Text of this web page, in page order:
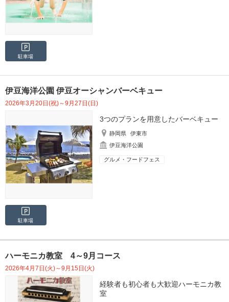
駐車場
伊豆海洋公園 伊豆オーシャンバーベキュー
2026年3月20日(祝)～9月27日(日)
3つのプランを用意したバーベキュー
静岡県
伊東市
伊豆海洋公園
グルメ・フードフェス
駐車場
ハーモニカ教室 4～9月コース
2026年4月7日(火)～9月15日(火)
経験者も初心者も大歓迎ハーモニカ教
室